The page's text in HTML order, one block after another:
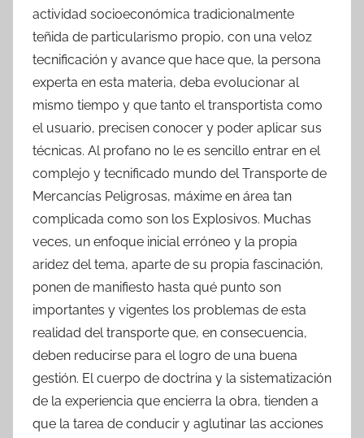
actividad socioeconómica tradicionalmente
teñida de particularismo propio, con una veloz
tecnificación y avance que hace que, la persona
experta en esta materia, deba evolucionar al
mismo tiempo y que tanto el transportista como
el usuario, precisen conocer y poder aplicar sus
técnicas. Al profano no le es sencillo entrar en el
complejo y tecnificado mundo del Transporte de
Mercancías Peligrosas, máxime en área tan
complicada como son los Explosivos. Muchas
veces, un enfoque inicial erróneo y la propia
aridez del tema, aparte de su propia fascinación,
ponen de manifiesto hasta qué punto son
importantes y vigentes los problemas de esta
realidad del transporte que, en consecuencia,
deben reducirse para el logro de una buena
gestión. El cuerpo de doctrina y la sistematización
de la experiencia que encierra la obra, tienden a
que la tarea de conducir y aglutinar las acciones